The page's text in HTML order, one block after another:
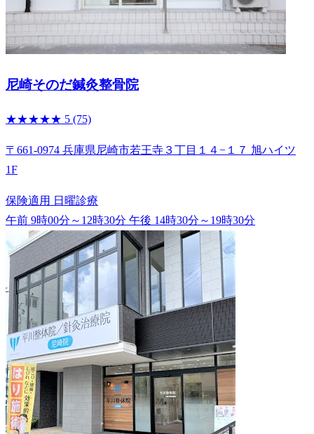
尼崎そのだ鍼灸整骨院
★★★★★ 5 (75)
〒661-0974 兵庫県尼崎市若王寺３丁目１４−１７ 旭ハイツ
1F
保険適用 日曜診療
午前 9時00分～12時30分 午後 14時30分～19時30分